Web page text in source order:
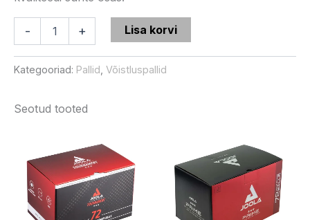
- + Lisa korvi
Kategooriad: Pallid Võistluspallid
Seotud tooted